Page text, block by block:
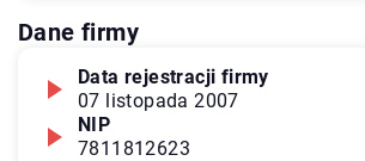
Dane firmy
Data rejestracji firmy
07 listopada 2007
NIP
7811812623